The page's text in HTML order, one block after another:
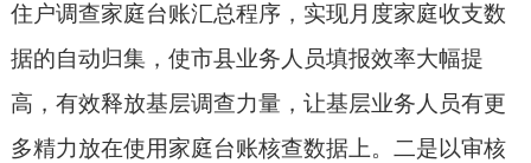
住户调查家庭台账汇总程序，实现月度家庭收支数
据的自动归集，使市县业务人员填报效率大幅提
高，有效释放基层调查力量，让基层业务人员有更
多精力放在使用家庭台账核查数据上。二是以审核